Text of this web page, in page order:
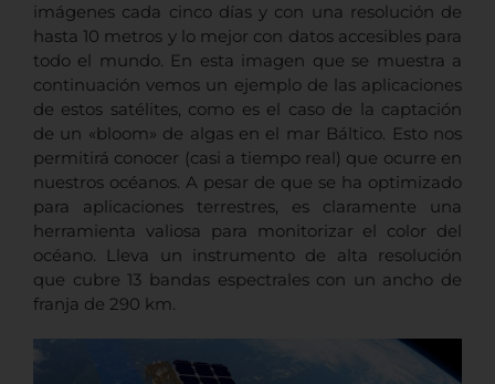
imágenes cada cinco días y con una resolución de
hasta 10 metros y lo mejor con datos accesibles para
todo el mundo. En esta imagen que se muestra a
continuación vemos un ejemplo de las aplicaciones
de estos satélites, como es el caso de la captación
de un «bloom» de algas en el mar Báltico. Esto nos
permitirá conocer (casi a tiempo real) que ocurre en
nuestros océanos. A pesar de que se ha optimizado
para aplicaciones terrestres, es claramente una
herramienta valiosa para monitorizar el color del
océano. Lleva un instrumento de alta resolución
que cubre 13 bandas espectrales con un ancho de
franja de 290 km.